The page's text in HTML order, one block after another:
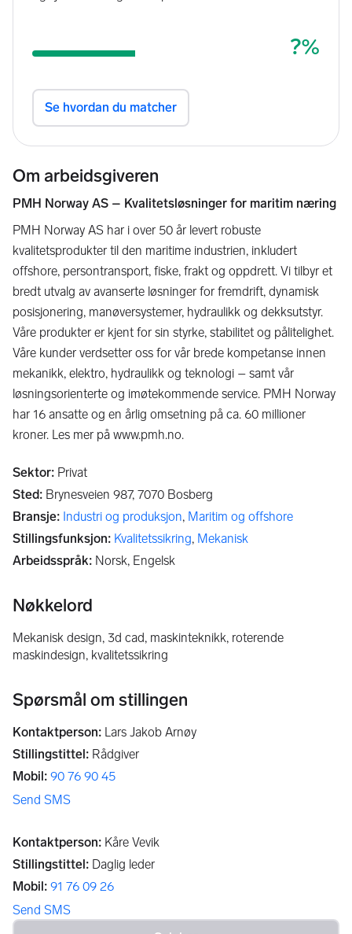
Om arbeidsgiveren
PMH Norway AS – Kvalitetsløsninger for maritim næring
PMH Norway AS har i over 50 år levert robuste
kvalitetsprodukter til den maritime industrien, inkludert
offshore, persontransport, fiske, frakt og oppdrett. Vi tilbyr et
bredt utvalg av avanserte løsninger for fremdrift, dynamisk
posisjonering, manøversystemer, hydraulikk og dekksutstyr.
Våre produkter er kjent for sin styrke, stabilitet og pålitelighet.
Våre kunder verdsetter oss for vår brede kompetanse innen
mekanikk, elektro, hydraulikk og teknologi – samt vår
løsningsorienterte og imøtekommende service. PMH Norway
har 16 ansatte og en årlig omsetning på ca. 60 millioner
kroner. Les mer på www.pmh.no.
Sektor: Privat
Sted: Brynesveien 987, 7070 Bosberg
Bransje: Industri og produksjon, Maritim og offshore
Stillingsfunksjon: Kvalitetssikring, Mekanisk
Arbeidsspråk: Norsk, Engelsk
Nøkkelord
mekanisk design, 3d cad, maskinteknikk, roterende
maskindesign, kvalitetssikring
Spørsmål om stillingen
Kontaktperson: Lars Jakob Arnøy
Stillingstittel: Rådgiver
Mobil: 90 76 90 45
Send SMS
Kontaktperson: Kåre Vevik
Stillingstittel: Daglig leder
Mobil: 91 76 09 26
Send SMS